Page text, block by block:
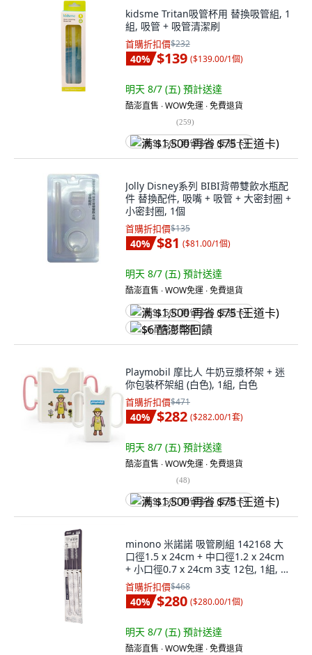
kidsme Tritan吸管杯用 替換吸管組, 1
組, 吸管 + 吸管清潔刷
首購折扣價$232
40% $139 ($139.00/1個)
明天 8/7 (五) 預計送達
酷澎直售 ∙ WOW免運 ∙ 免費退貨
(259)
满 $1,500 再省 $75 (王道卡)
Jolly Disney系列 BIBI背帶雙飲水瓶配
件 替換配件, 吸嘴 + 吸管 + 大密封圈 +
小密封圈, 1個
首購折扣價$135
40% $81 ($81.00/1個)
明天 8/7 (五) 預計送達
酷澎直售 ∙ WOW免運 ∙ 免費退貨
满 $1,500 再省 $75 (王道卡)
$6 酷澎幣回饋
Playmobil 摩比人 牛奶豆漿杯架 + 迷
你包裝杯架組 (白色), 1組, 白色
首購折扣價$471
40% $282 ($282.00/1套)
明天 8/7 (五) 預計送達
酷澎直售 ∙ WOW免運 ∙ 免費退貨
(48)
满 $1,500 再省 $75 (王道卡)
minono 米諾諾 吸管刷組 142168 大
口徑1.5 x 24cm + 中口徑1.2 x 24cm
+ 小口徑0.7 x 24cm 3支 12包, 1組, 銀
色 + 白色
首購折扣價$468
40% $280 ($280.00/1個)
明天 8/7 (五) 預計送達
酷澎直售 ∙ WOW免運 ∙ 免費退貨